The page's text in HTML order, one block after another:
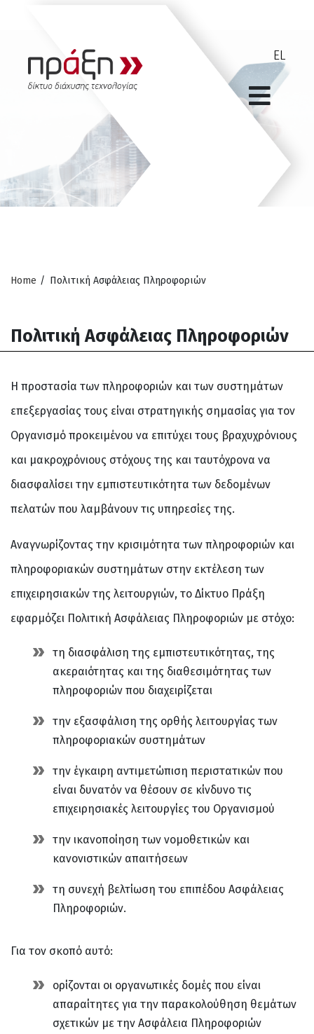
Home / Πολιτική Ασφάλειας Πληροφοριών
Πολιτική Ασφάλειας Πληροφοριών
Η προστασία των πληροφοριών και των συστημάτων
επεξεργασίας τους είναι στρατηγικής σημασίας για τον
Οργανισμό προκειμένου να επιτύχει τους βραχυχρόνιους
και μακροχρόνιους στόχους της και ταυτόχρονα να
διασφαλίσει την εμπιστευτικότητα των δεδομένων
πελατών που λαμβάνουν τις υπηρεσίες της.
Αναγνωρίζοντας την κρισιμότητα των πληροφοριών και
πληροφοριακών συστημάτων στην εκτέλεση των
επιχειρησιακών της λειτουργιών, το Δίκτυο Πράξη
εφαρμόζει Πολιτική Ασφάλειας Πληροφοριών με στόχο:
τη διασφάλιση της εμπιστευτικότητας, της
ακεραιότητας και της διαθεσιμότητας των
πληροφοριών που διαχειρίζεται
την εξασφάλιση της ορθής λειτουργίας των
πληροφοριακών συστημάτων
την έγκαιρη αντιμετώπιση περιστατικών που
είναι δυνατόν να θέσουν σε κίνδυνο τις
επιχειρησιακές λειτουργίες του Οργανισμού
την ικανοποίηση των νομοθετικών και
κανονιστικών απαιτήσεων
τη συνεχή βελτίωση του επιπέδου Ασφάλειας
Πληροφοριών.
Για τον σκοπό αυτό:
ορίζονται οι οργανωτικές δομές που είναι
απαραίτητες για την παρακολούθηση θεμάτων
σχετικών με την Ασφάλεια Πληροφοριών